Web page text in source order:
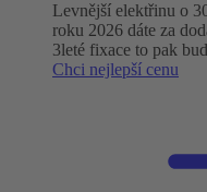
Levnější elektřinu o
roku 2026 dáte za
3leté fixace to pak
Chci nejlepší cenu